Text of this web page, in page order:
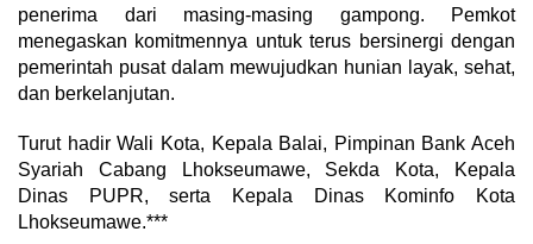
penerima dari masing-masing gampong. Pemkot
menegaskan komitmennya untuk terus bersinergi dengan
pemerintah pusat dalam mewujudkan hunian layak, sehat,
dan berkelanjutan.
Turut hadir Wali Kota, Kepala Balai, Pimpinan Bank Aceh
Syariah Cabang Lhokseumawe, Sekda Kota, Kepala
Dinas PUPR, serta Kepala Dinas Kominfo Kota
Lhokseumawe.***